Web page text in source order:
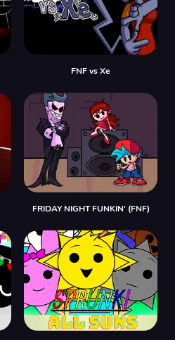
FNF vs Xе
FRIDAY NIGHT FUNKIN' (FNF)